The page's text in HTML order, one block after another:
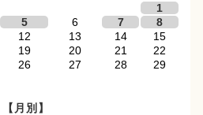
1
5 6 7
8
12 13 14
15
19 20 21
22
26 27 28
29
【月別】